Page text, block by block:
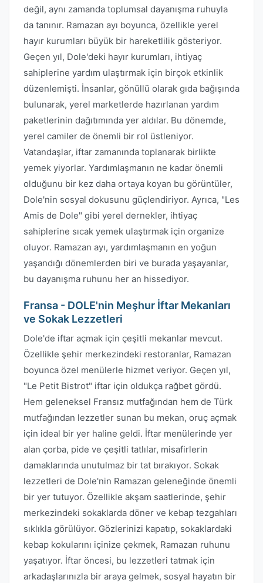
değil, aynı zamanda toplumsal dayanışma ruhuyla
da tanınır. Ramazan ayı boyunca, özellikle yerel
hayır kurumları büyük bir hareketlilik gösteriyor.
Geçen yıl, Dole'deki hayır kurumları, ihtiyaç
sahiplerine yardım ulaştırmak için birçok etkinlik
düzenlemişti. İnsanlar, gönüllü olarak gıda bağışında
bulunarak, yerel marketlerde hazırlanan yardım
paketlerinin dağıtımında yer aldılar. Bu dönemde,
yerel camiler de önemli bir rol üstleniyor.
Vatandaşlar, iftar zamanında toplanarak birlikte
yemek yiyorlar. Yardımlaşmanın ne kadar önemli
olduğunu bir kez daha ortaya koyan bu görüntüler,
Dole'nin sosyal dokusunu güçlendiriyor. Ayrıca, "Les
Amis de Dole" gibi yerel dernekler, ihtiyaç
sahiplerine sıcak yemek ulaştırmak için organize
oluyor. Ramazan ayı, yardımlaşmanın en yoğun
yaşandığı dönemlerden biri ve burada yaşayanlar,
bu dayanışma ruhunu her an hissediyor.
Fransa - DOLE'nin Meşhur İftar Mekanları
ve Sokak Lezzetleri
Dole'de iftar açmak için çeşitli mekanlar mevcut.
Özellikle şehir merkezindeki restoranlar, Ramazan
boyunca özel menülerle hizmet veriyor. Geçen yıl,
"Le Petit Bistrot" iftar için oldukça rağbet gördü.
Hem geleneksel Fransız mutfağından hem de Türk
mutfağından lezzetler sunan bu mekan, oruç açmak
için ideal bir yer haline geldi. İftar menülerinde yer
alan çorba, pide ve çeşitli tatlılar, misafirlerin
damaklarında unutulmaz bir tat bırakıyor. Sokak
lezzetleri de Dole'nin Ramazan geleneğinde önemli
bir yer tutuyor. Özellikle akşam saatlerinde, şehir
merkezindeki sokaklarda döner ve kebap tezgahları
sıklıkla görülüyor. Gözlerinizi kapatıp, sokaklardaki
kebap kokularını içinize çekmek, Ramazan ruhunu
yaşatıyor. İftar öncesi, bu lezzetleri tatmak için
arkadaşlarınızla bir araya gelmek, sosyal hayatın bir